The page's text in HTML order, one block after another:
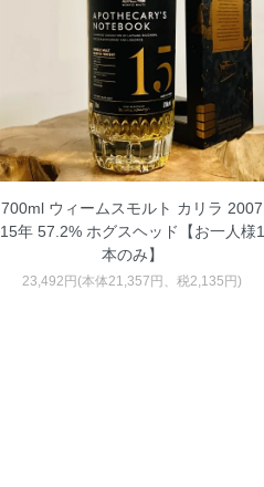
700ml ウィームスモルト カリラ 2007
15年 57.2% ホグスヘッド【お一人様1
本のみ】
23,492円(本体21,357円、税2,135円)